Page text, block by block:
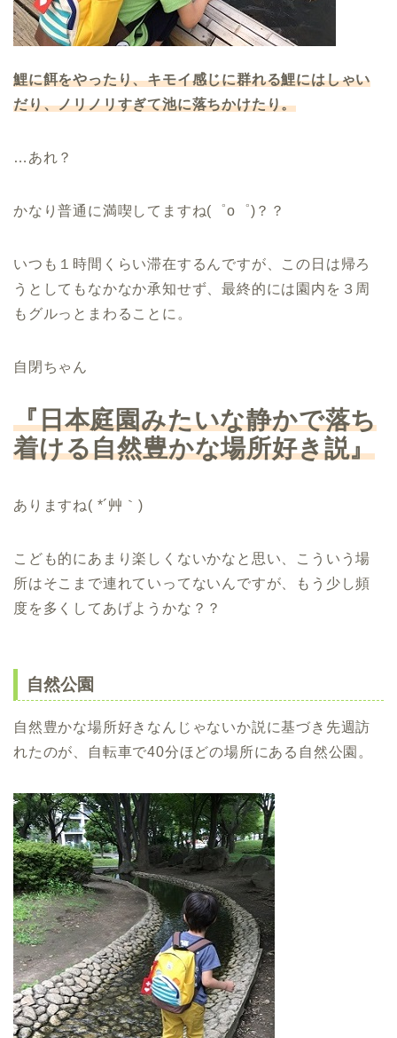
鯉に餌をやったり、キモイ感じに群れる鯉にはしゃい
だり、ノリノリすぎて池に落ちかけたり。
…あれ？
かなり普通に満喫してますね(゜o゜)？？
いつも１時間くらい滞在するんですが、この日は帰ろ
うとしてもなかなか承知せず、最終的には園内を３周
もグルっとまわることに。
自閉ちゃん
『日本庭園みたいな静かで落ち
着ける自然豊かな場所好き説』
ありますね( *´艸｀)
こども的にあまり楽しくないかなと思い、こういう場
所はそこまで連れていってないんですが、もう少し頻
度を多くしてあげようかな？？
自然公園
自然豊かな場所好きなんじゃないか説に基づき先週訪
れたのが、自転車で40分ほどの場所にある自然公園。